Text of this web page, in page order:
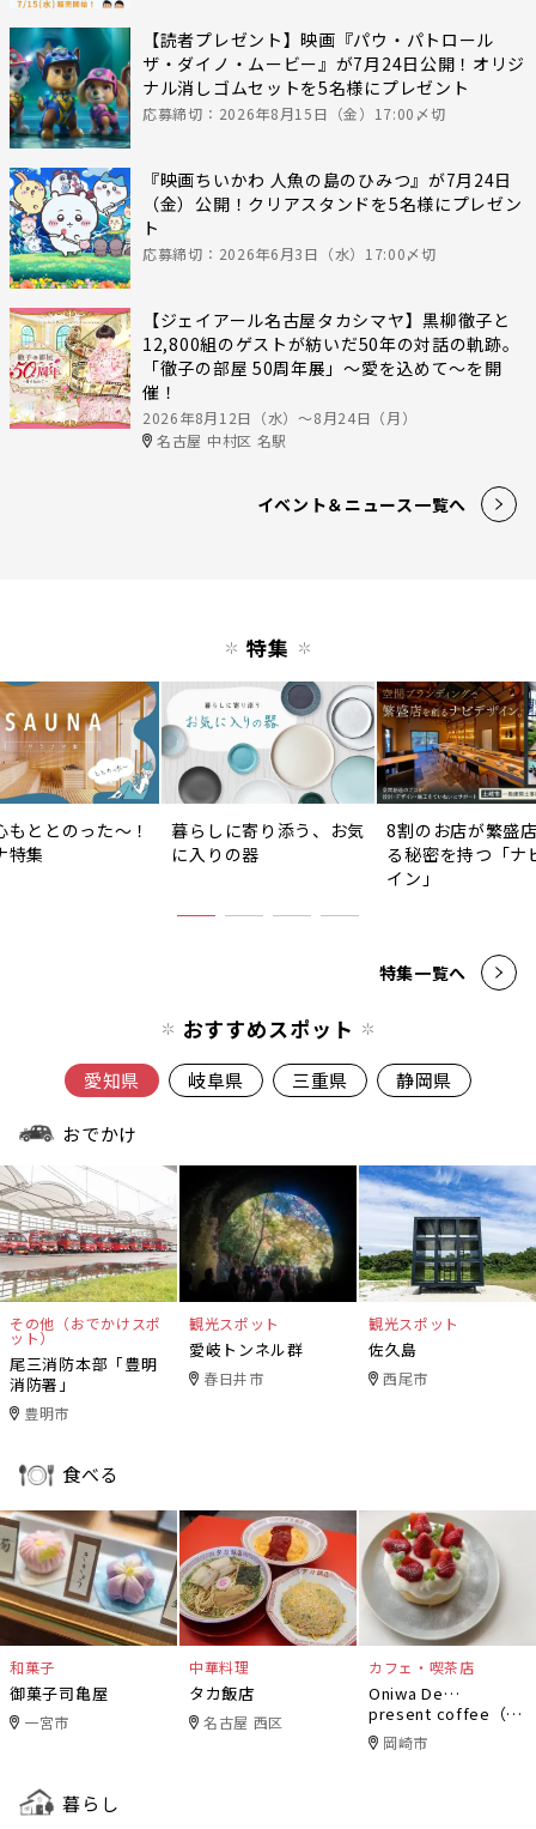
【読者プレゼント】映画『パウ・パトロール
ザ・ダイノ・ムービー』が7月24日公開！オリジ
ナル消しゴムセットを5名様にプレゼント
応募締切：2026年8月15日（金）17:00〆切
『映画ちいかわ 人魚の島のひみつ』が7月24日
（金）公開！クリアスタンドを5名様にプレゼン
ト
応募締切：2026年6月3日（水）17:00〆切
【ジェイアール名古屋タカシマヤ】黒柳徹子と
12,800組のゲストが紡いだ50年の対話の軌跡。
「徹子の部屋 50周年展」～愛を込めて～を開
催！
2026年8月12日（水）〜8月24日（月）
名古屋 中村区 名駅
イベント＆ニュース一覧へ
特集
もととのった〜！
特集
暮らしに寄り添う、お気
に入りの器
8割のお店が繁盛
る秘密を持つ「ナ
イン」
特集一覧へ
おすすめスポット
愛知県 岐阜県 三重県 静岡県
おでかけ
その他（おでかけスポ
ット）
尾三消防本部「豊明
消防署」
豊明市
観光スポット
愛岐トンネル群
春日井市
観光スポット
佐久島
西尾市
食べる
和菓子
御菓子司亀屋
一宮市
中華料理
タカ飯店
名古屋 西区
カフェ・喫茶店
Oniwa De…
present coffee（オ
ニワデ）
岡崎市
暮らし